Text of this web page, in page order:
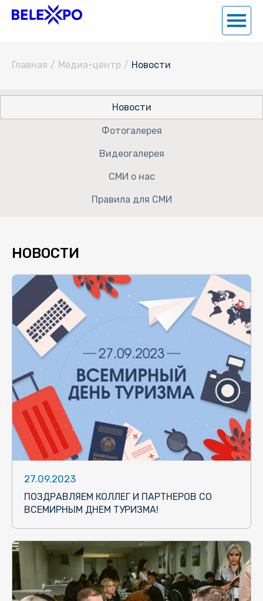
Главная / Медиа-центр / Новости
Новости
Фотогалерея
Видеогалерея
СМИ о нас
Правила для СМИ
НОВОСТИ
27.09.2023
ПОЗДРАВЛЯЕМ КОЛЛЕГ И ПАРТНЕРОВ СО
ВСЕМИРНЫМ ДНЕМ ТУРИЗМА!